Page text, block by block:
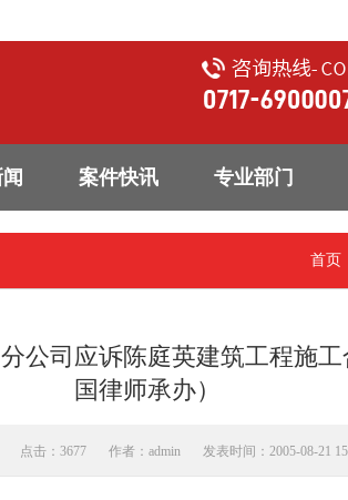
案件快讯 专业部门
首页
公司应诉陈庭英建筑工程施
国律师承办）
点击：3677 作者：admin 发表时间：2005-08-21